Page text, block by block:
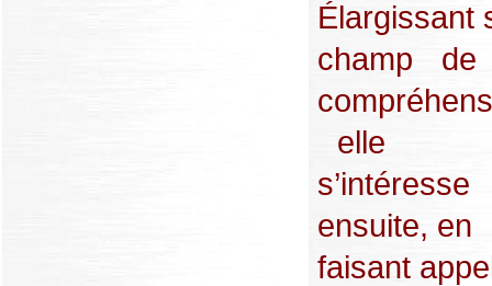
Élargissant
champ de
elle
s’intéresse
ensuite, en
faisant